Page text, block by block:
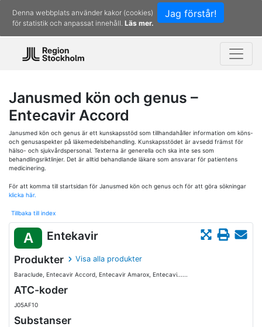
Jag förstår!
Denna webbplats använder kakor (cookies)
för statistik och anpassat innehåll. Läs mer.
Janusmed kön och genus –
Entecavir Accord
Janusmed kön och genus är ett kunskapsstöd som tillhandahåller information om köns-
och genusaspekter på läkemedelsbehandling. Kunskapsstödet är avsedd främst för
hälso- och sjukvårdspersonal. Texterna är generella och ska inte ses som
behandlingsriktlinjer. Det är alltid behandlande läkare som ansvarar för patientens
medicinering.
För att komma till startsidan för Janusmed kön och genus och för att göra sökningar
klicka här.
Tillbaka till index
A Entekavir
Produkter Visa alla produkter
Baraclude, Entecavir Accord, Entecavir Amarox, Entecavi......
ATC-koder
J05AF10
Substanser